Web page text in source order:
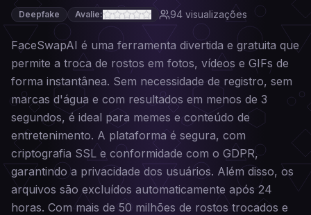
Deepfake Avalie: 94 visualizações
FaceSwapAI é uma ferramenta divertida e gratuita que
permite a troca de rostos em fotos, vídeos e GIFs de
forma instantânea. Sem necessidade de registro, sem
marcas d'água e com resultados em menos de 3
segundos, é ideal para memes e conteúdo de
entretenimento. A plataforma é segura, com
criptografia SSL e conformidade com o GDPR,
garantindo a privacidade dos usuários. Além disso, os
arquivos são excluídos automaticamente após 24
horas. Com mais de 50 milhões de rostos trocados e